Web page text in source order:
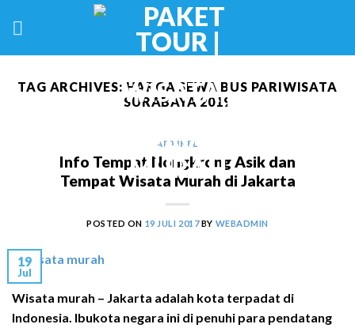
TAG ARCHIVES: HARGA SEWA BUS PARIWISATA
SURABAYA 2019
ARTIKEL
Info Tempat Nongkrong Asik dan
Tempat Wisata Murah di Jakarta
POSTED ON 19 JULI 2017BY WEBADMIN
19
Jul
Wisata murah – Jakarta adalah kota terpadat di
Indonesia. Ibukota negara ini di penuhi para pendatang